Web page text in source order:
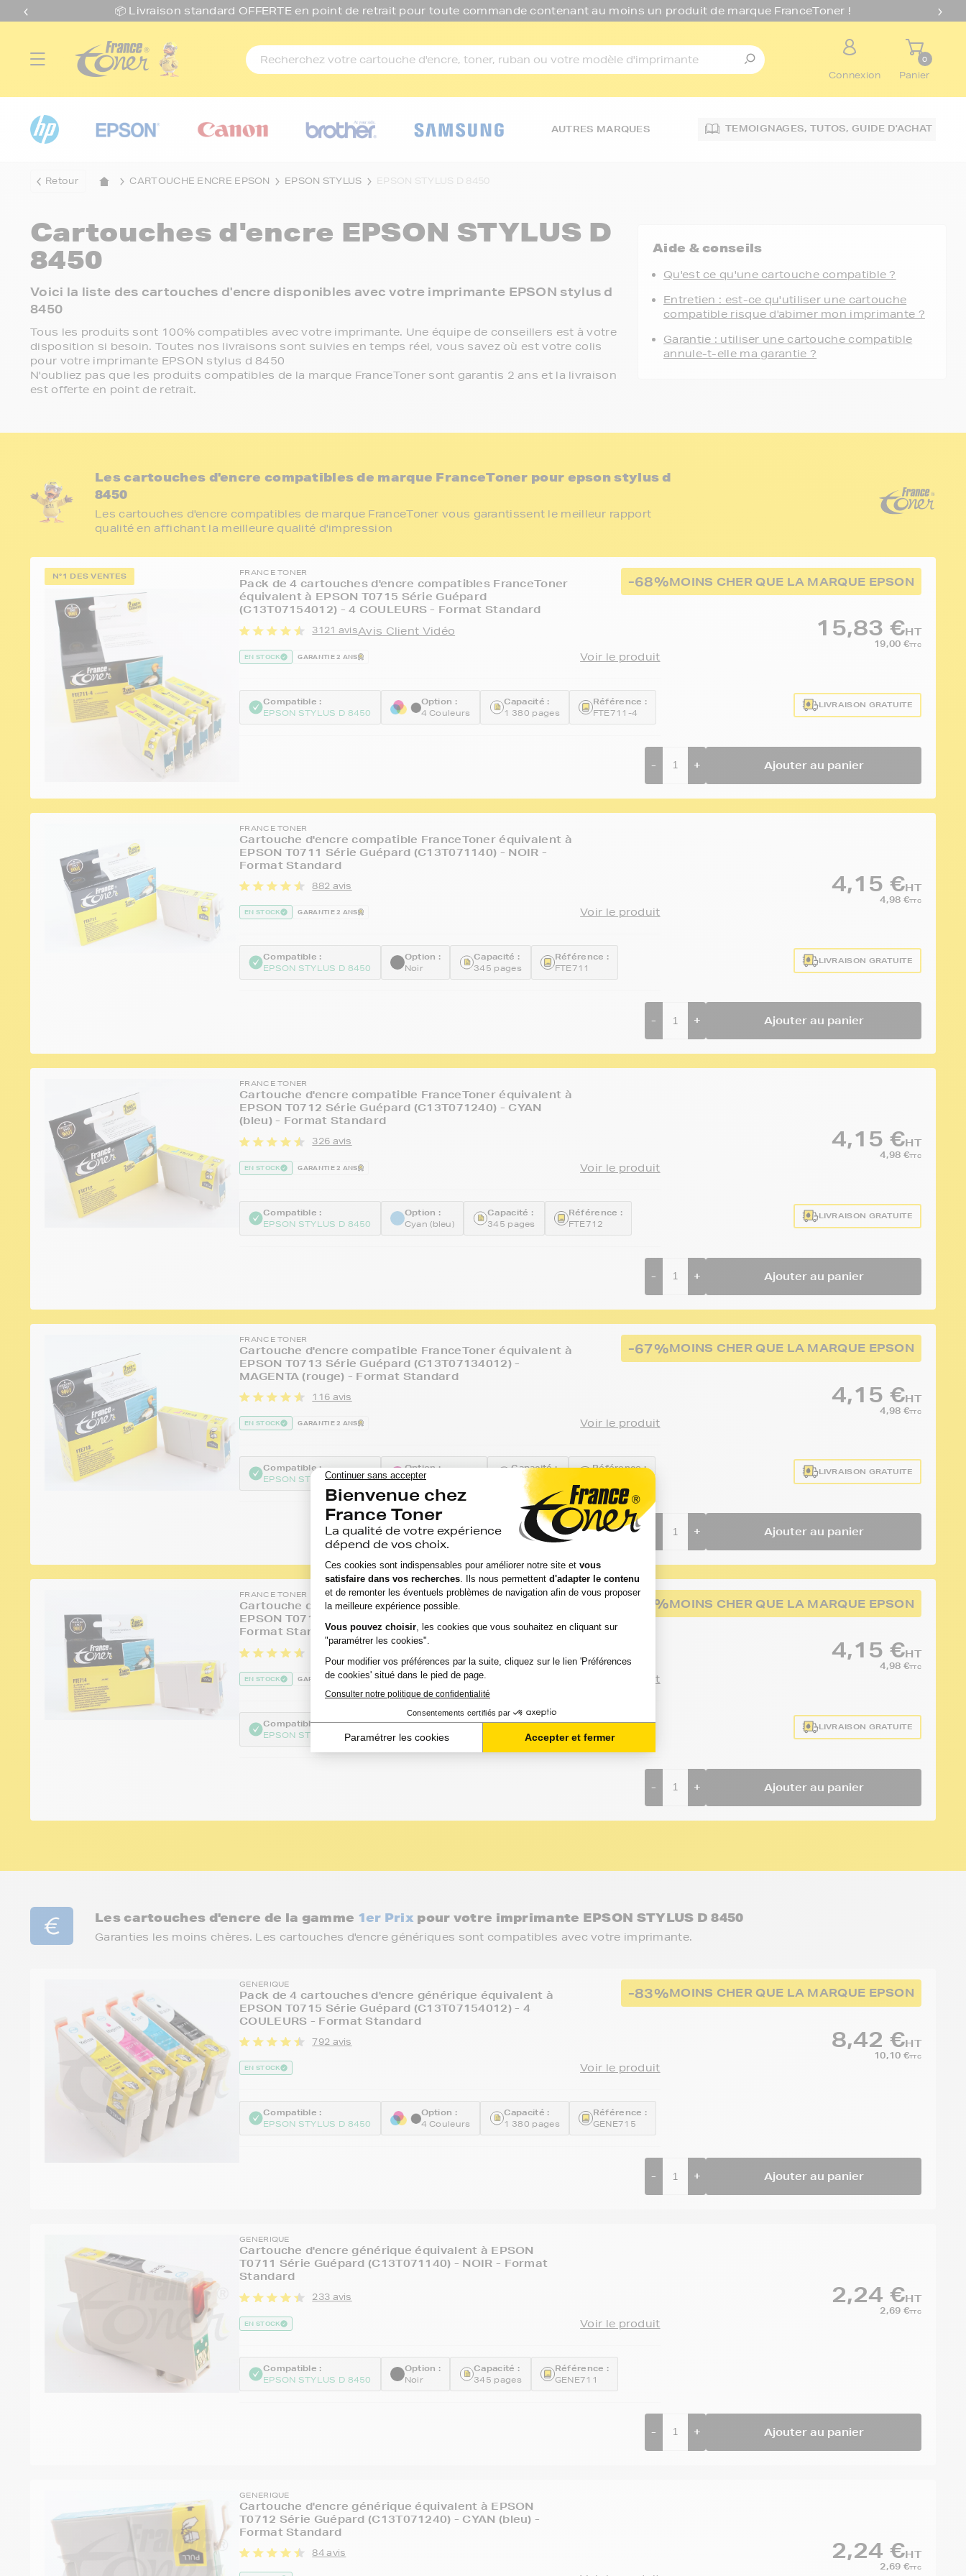
📦 Livraison standard OFFERTE en point de retrait pour toute commande contenant au moins un produit de marque FranceToner !
Connexion
0
Panier
AUTRES MARQUES TEMOIGNAGES, TUTOS,GUIDE D'ACHAT
Retour CARTOUCHE ENCRE EPSON EPSON STYLUS EPSON STYLUS D 8450
Cartouches d'encre EPSON STYLUS D
8450
Voici la liste des cartouches d'encre disponibles avec votre imprimante EPSON stylus d
8450
Tous les produits sont 100% compatibles avec votre imprimante. Une équipe de conseillers est à votre
disposition si besoin. Toutes nos livraisons sont suivies en temps réel, vous savez où est votre colis
pour votre imprimante EPSON stylus d 8450
N'oubliez pas que les produits compatibles de la marque FranceToner sont garantis 2 ans et la livraison
est offerte en point de retrait.
Aide & conseils
Qu'est ce qu'une cartouche compatible ?
Entretien : est-ce qu'utiliser une cartouche
compatible risque d'abimer mon imprimante ?
Garantie : utiliser une cartouche compatible
annule-t-elle ma garantie ?
Les cartouches d'encre compatibles de marque FranceToner pour epson stylus d
8450
Les cartouches d'encre compatibles de marque FranceToner vous garantissent le meilleur rapport
qualité en affichant la meilleure qualité d'impression
N°1 DES VENTES -68%MOINS CHER QUE LA MARQUE EPSON
FRANCE TONER
Pack de 4 cartouches d'encre compatibles FranceToner
équivalent à EPSON T0715 Série Guépard
(C13T07154012) - 4 COULEURS - Format Standard
3121 avisAvis Client Vidéo
EN STOCK GARANTIE 2 ANS Voir le produit
Compatible :
EPSON STYLUS D 8450
Option :
4 Couleurs
Capacité :
1 380 pages
Référence :
FTE711-4
15,83 €HT
19,00 €TTC
LIVRAISON GRATUITE
- + Ajouter au panier
FRANCE TONER
Cartouche d'encre compatible FranceToner équivalent à
EPSON T0711 Série Guépard (C13T071140) - NOIR -
Format Standard
882 avis
EN STOCK GARANTIE 2 ANS Voir le produit
Compatible :
EPSON STYLUS D 8450
Option :
Noir
Capacité :
345 pages
Référence :
FTE711
4,15 €HT
4,98 €TTC
LIVRAISON GRATUITE
- + Ajouter au panier
FRANCE TONER
Cartouche d'encre compatible FranceToner équivalent à
EPSON T0712 Série Guépard (C13T071240) - CYAN
(bleu) - Format Standard
326 avis
EN STOCK GARANTIE 2 ANS Voir le produit
Compatible :
EPSON STYLUS D 8450
Option :
Cyan (bleu)
Capacité :
345 pages
Référence :
FTE712
4,15 €HT
4,98 €TTC
LIVRAISON GRATUITE
- + Ajouter au panier
-67%MOINS CHER QUE LA MARQUE EPSON
FRANCE TONER
Cartouche d'encre compatible FranceToner équivalent à
EPSON T0713 Série Guépard (C13T07134012) -
MAGENTA (rouge) - Format Standard
116 avis
EN STOCK GARANTIE 2 ANS Voir le produit
Compatible :
EPSON STYLUS D 8450
Option :
Magenta (rouge)
Capacité :
345 pages
Référence :
4,15 €HT
4,98 €TTC
LIVRAISON GRATUITE
+ Ajouter au panier
-67%MOINS CHER QUE LA MARQUE EPSON
FRANCE TONER
Cartouche d'encre compatible FranceToner équivalent à
EPSON T0714 Série Guépard (C13T07144012) - JAUNE -
Format Standard
EN STOCK GARANTIE 2 ANS Voir le produit
Compatible :
EPSON STYLUS D 8450
Option :
Jaune
Capacité : Référence :
FTE714
4,15 €HT
4,98 €TTC
LIVRAISON GRATUITE
- + Ajouter au panier
Les cartouches d'encre de la gamme 1er Prix pour votre imprimante EPSON STYLUS D 8450
Garanties les moins chères. Les cartouches d'encre génériques sont compatibles avec votre imprimante.
-83%MOINS CHER QUE LA MARQUE EPSON
GENERIQUE
Pack de 4 cartouches d'encre générique équivalent à
EPSON T0715 Série Guépard (C13T07154012) - 4
COULEURS - Format Standard
792 avis
EN STOCK Voir le produit
Compatible :
EPSON STYLUS D 8450
Option :
4 Couleurs
Capacité :
1 380 pages
Référence :
GENE715
8,42 €HT
10,10 €TTC
- + Ajouter au panier
GENERIQUE
Cartouche d'encre générique équivalent à EPSON
T0711 Série Guépard (C13T071140) - NOIR - Format
Standard
233 avis
EN STOCK Voir le produit
Compatible :
EPSON STYLUS D 8450
Option :
Noir
Capacité :
345 pages
Référence :
GENE711
2,24 €HT
2,69 €TTC
- + Ajouter au panier
GENERIQUE
Cartouche d'encre générique équivalent à EPSON
T0712 Série Guépard (C13T071240) - CYAN (bleu) -
Format Standard
84 avis 2,24 €HT
2,69 €TTC